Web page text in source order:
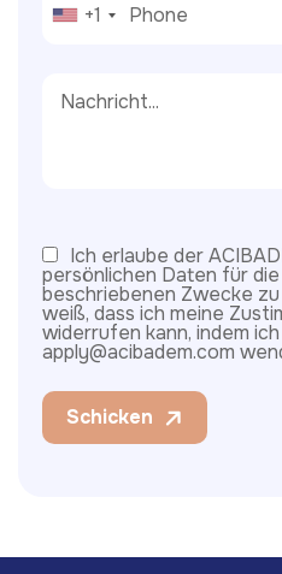
+1
Ich erlaube der
persönlichen Daten für
beschriebenen Zwecke
weiß, dass ich meine
widerrufen kann, indem
apply@acibadem.com
Schicken